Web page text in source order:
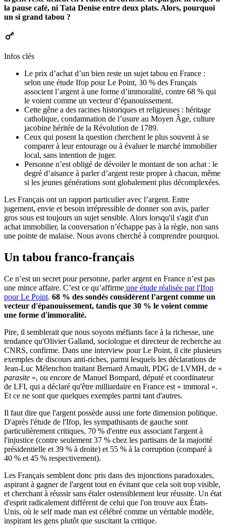
la pause café, ni Tata Denise entre deux plats. Alors, pourquoi
un si grand tabou ?
Infos clés
Le prix d’achat d’un bien reste un sujet tabou en France :
selon une étude Ifop pour Le Point, 30 % des Français
associent l’argent à une forme d’immoralité, contre 68 % qui
le voient comme un vecteur d’épanouissement.
Cette gêne a des racines historiques et religieuses : héritage
catholique, condamnation de l’usure au Moyen Âge, culture
jacobine héritée de la Révolution de 1789.
Ceux qui posent la question cherchent le plus souvent à se
comparer à leur entourage ou à évaluer le marché immobilier
local, sans intention de juger.
Personne n’est obligé de dévoiler le montant de son achat : le
degré d’aisance à parler d’argent reste propre à chacun, même
si les jeunes générations sont globalement plus décomplexées.
Les Français ont un rapport particulier avec l’argent. Entre
jugement, envie et besoin irrépressible de donner son avis, parler
gros sous est toujours un sujet sensible. Alors lorsqu'il s'agit d'un
achat immobilier, la conversation n’échappe pas à la règle, non sans
une pointe de malaise. Nous avons cherché à comprendre pourquoi.
Un tabou franco-français
Ce n’est un secret pour personne, parler argent en France n’est pas
une mince affaire. C’est ce qu’affirme une étude réalisée par l'Ifop
pour Le Point. 68 % des sondés considèrent l’argent comme un
vecteur d'épanouissement, tandis que 30 % le voient comme
une forme d'immoralité.
Pire, il semblerait que nous soyons méfiants face à la richesse, une
tendance qu'Olivier Galland, sociologue et directeur de recherche au
CNRS, confirme. Dans une interview pour Le Point, il cite plusieurs
exemples de discours anti-riches, parmi lesquels les déclarations de
Jean-Luc Mélenchon traitant Bernard Arnault, PDG de LVMH, de «
parasite », ou encore de Manuel Bompard, député et coordinateur
de LFI, qui a déclaré qu'être milliardaire en France est « immoral ».
Et ce ne sont que quelques exemples parmi tant d'autres.
Il faut dire que l'argent possède aussi une forte dimension politique.
D'après l'étude de l'Ifop, les sympathisants de gauche sont
particulièrement critiques, 70 % d'entre eux associant l'argent à
l'injustice (contre seulement 37 % chez les partisans de la majorité
présidentielle et 39 % à droite) et 55 % à la corruption (comparé à
40 % et 45 % respectivement).
Les Français semblent donc pris dans des injonctions paradoxales,
aspirant à gagner de l'argent tout en évitant que cela soit trop visible,
et cherchant à réussir sans étaler ostensiblement leur réussite. Un état
d'esprit radicalement différent de celui que l'on trouve aux États-
Unis, où le self made man est célébré comme un véritable modèle,
inspirant les gens plutôt que suscitant la critique.